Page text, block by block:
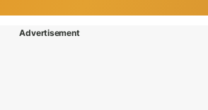
Advertisement